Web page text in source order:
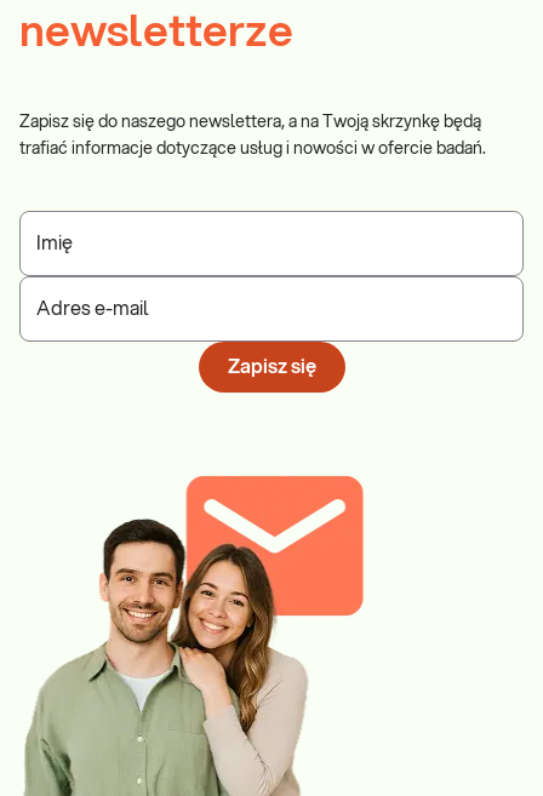
newsletterze
Zapisz się do naszego newslettera, a na Twoją skrzynkę będą
trafiać informacje dotyczące usług i nowości w ofercie badań.
Imię
Adres e-mail
Zapisz się